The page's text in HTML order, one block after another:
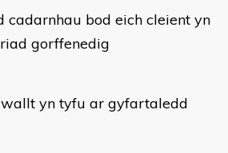
bod eich cleient yn
gorffenedig
yn tyfu ar gyfartaledd